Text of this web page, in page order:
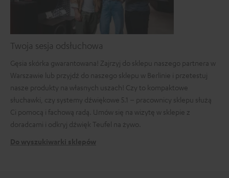
Twoja sesja odsłuchowa
Gęsia skórka gwarantowana! Zajrzyj do sklepu naszego partnera w
Warszawie lub przyjdź do naszego sklepu w Berlinie i przetestuj
nasze produkty na własnych uszach! Czy to kompaktowe
słuchawki, czy systemy dźwiękowe 5.1 – pracownicy sklepu służą
Ci pomocą i fachową radą. Umów się na wizytę w sklepie z
doradcami i odkryj dźwięk Teufel na żywo.
Do wyszukiwarki sklepów